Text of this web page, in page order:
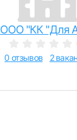
в личный
в личный
с
или Телефон
ООО "КК "Для
0 отзывов 2